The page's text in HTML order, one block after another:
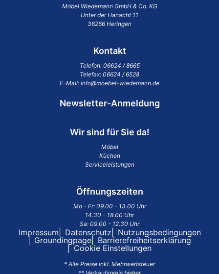
Möbel Wiedemann GmbH & Co. KG
Unter der Hanacht 11
36266 Heringen
Kontakt
Telefon: 06624 / 8665
Telefax: 06624 / 6528
E-Mail: info@moebel-wiedemann.de
Newsletter-Anmeldung
Wir sind für Sie da!
Möbel
Küchen
Serviceleistungen
Öffnungszeiten
Mo - Fr: 09.00 - 13.00 Uhr
14.30 - 18.00 Uhr
Sa: 09.00 - 12.30 Uhr
Impressum Datenschutz
Nutzungsbedingungen
Groundingpage
Barrierefreiheitserklärung
Cookie Einstellungen
* Alle Preise inkl. Mehrwertsteuer